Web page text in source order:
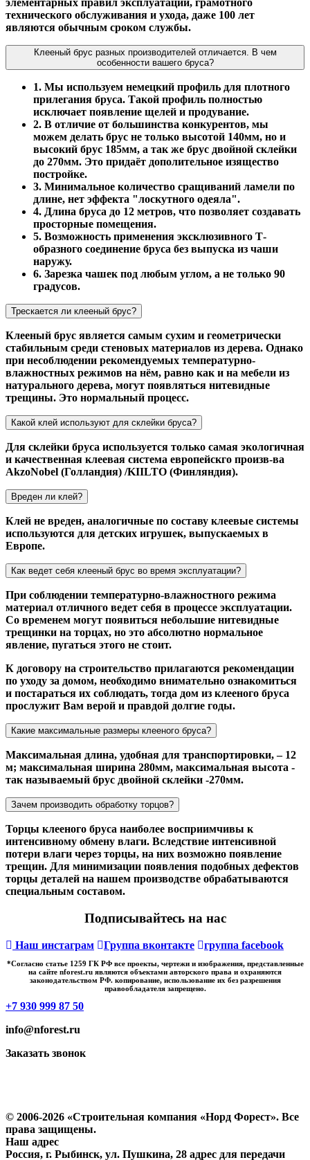
элементарных правил эксплуатации, грамотного
технического обслуживания и ухода, даже 100 лет
являются обычным сроком службы.
Клееный брус разных производителей отличается. В чем
особенности вашего бруса?
1. Мы используем немецкий профиль для плотного
прилегания бруса. Такой профиль полностью
исключает появление щелей и продувание.
2. В отличие от большинства конкурентов, мы
можем делать брус не только высотой 140мм, но и
высокий брус 185мм, а так же брус двойной склейки
до 270мм. Это придаёт дополительное изящество
постройке.
3. Минимальное количество сращиваний ламели по
длине, нет эффекта "лоскутного одеяла".
4. Длина бруса до 12 метров, что позволяет создавать
просторные помещения.
5. Возможность применения эксклюзивного Т-
образного соединение бруса без выпуска из чаши
наружу.
6. Зарезка чашек под любым углом, а не только 90
градусов.
Трескается ли клееный брус?
Клееный брус является самым сухим и геометрически
стабильным среди стеновых материалов из дерева. Однако
при несоблюдении рекомендуемых температурно-
влажностных режимов на нём, равно как и на мебели из
натурального дерева, могут появляться нитевидные
трещины. Это нормальный процесс.
Какой клей используют для склейки бруса?
Для склейки бруса используется только самая экологичная
и качественная клеевая система европейскго произв-ва
AkzoNobel (Голландия) /KIILTO (Финляндия).
Вреден ли клей?
Клей не вреден, аналогичные по составу клеевые системы
используются для детских игрушек, выпускаемых в
Европе.
Как ведет себя клееный брус во время эксплуатации?
При соблюдении температурно-влажностного режима
материал отличного ведет себя в процессе эксплуатации.
Со временем могут появиться небольшие нитевидные
трещинки на торцах, но это абсолютно нормальное
явление, пугаться этого не стоит.
К договору на строительство прилагаются рекомендации
по уходу за домом, необходимо внимательно ознакомиться
и постараться их соблюдать, тогда дом из клееного бруса
прослужит Вам верой и правдой долгие годы.
Какие максимальные размеры клееного бруса?
Максимальная длина, удобная для транспортировки, – 12
м; максимальная ширина 280мм, максимальная высота -
так называемый брус двойной склейки -270мм.
Зачем производить обработку торцов?
Торцы клееного бруса наиболее восприимчивы к
интенсивному обмену влаги. Вследствие интенсивной
потери влаги через торцы, на них возможно появление
трещин. Для минимизации появления подобных дефектов
торцы деталей на нашем производстве обрабатываются
специальным составом.
Подписывайтесь на нас
Наш инстаграм Группа вконтакте группа facebook
*Cогласно статье 1259 ГК РФ все проекты, чертежи и изображения, представленные
на сайте nforest.ru являются объектами авторского права и охраняются
законодательством РФ. копирование, использование их без разрешения
правообладателя запрещено.
+7 930 999 87 50
info@nforest.ru
Заказать звонок
© 2006-2026 «Строительная компания «Норд Форест». Все
права защищены.
Наш адрес
Россия, г. Рыбинск, ул. Пушкина, 28 адрес для передачи